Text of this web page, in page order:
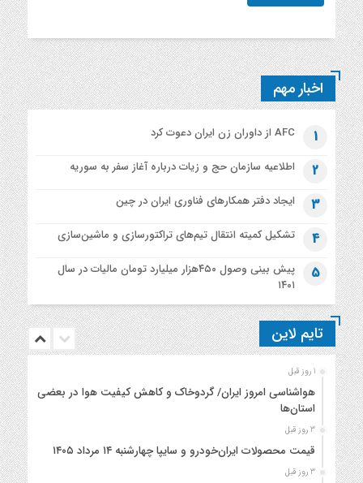
اخبار مهم
1 AFC از داوران زن ایران دعوت کرد
2 اطلاعیه‌ سازمان حج و زیات درباره آغاز سفر به سوریه
3 ایجاد دفتر همکارهای فناوری ایران در چین
4 تشکیل کمیته انتقال تیم‌های تراکتورسازی و ماشین‌سازی
5
پیش بینی وصول ۴۵۰هزار میلیارد تومان مالیات در سال
۱۴۰۱
تایم لاین
1 روز قبل
هواشناسی امروز ایران/ گردوخاک و کاهش کیفیت هوا در بعضی
استان‌ها
3 روز قبل
قیمت محصولات ایران‌خودرو و سایپا چهارشنبه ۱۴ مرداد ۱۴۰۵
3 روز قبل